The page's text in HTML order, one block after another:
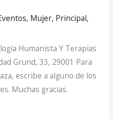
, Mujer, Principal,
Humanista Y Terapias
Grund, 33, 29001 Para
escribe a alguno de los
Muchas gracias.